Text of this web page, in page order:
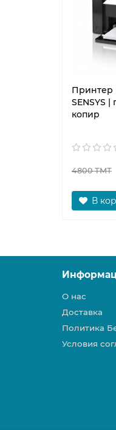
Принтер
SENSYS
копир
4800 ТМТ
В
О нас
Доставка
Политика
Условия